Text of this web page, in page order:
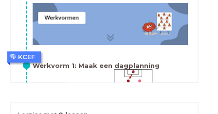
Werkvorm 1: Maak een dagplanning
KCEF